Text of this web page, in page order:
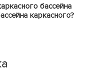
бассейна
каркасного?